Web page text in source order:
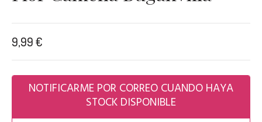
9,99€
NOTIFICARME POR CORREO CUANDO HAYA
STOCK DISPONIBLE